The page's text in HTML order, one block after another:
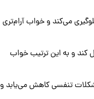
می‌کند و خواب آرام‌تری
کند و به این ترتیب خواب
تنفسی کاهش می‌یابد و